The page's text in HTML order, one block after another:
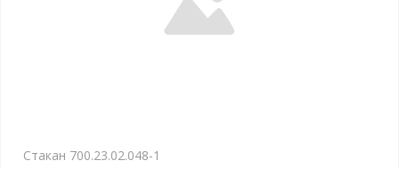
Стакан 700.23.02.048-1